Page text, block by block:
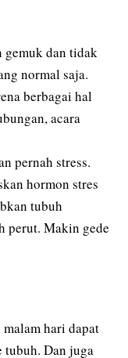
gemuk dan tidak
normal saja.
berbagai hal
acara
pernah stress.
hormon stres
tubuh
perut. Makin gede
hari dapat
tubuh. Dan juga